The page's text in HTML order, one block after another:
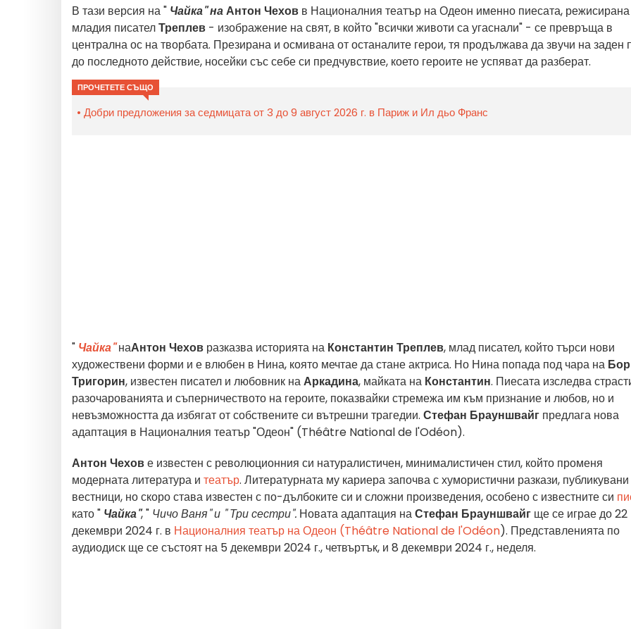
В тази версия на " Чайка" наАнтон Чехов в Националния театър на Одеон именно пиесата, режисирана
младия писателТреплев - изображение на свят, в който "всички животи са угаснали" - се превръща в
централна ос на творбата. Презирана и осмивана от останалите герои, тя продължава да звучи на заден
до последното действие, носейки със себе си предчувствие, което героите не успяват да разберат.
ПРОЧЕТЕТЕ СЪЩО
Добри предложения за седмицата от 3 до 9 август 2026 г. в Париж и Ил дьо Франс
" Чайка"наАнтон Чехов разказва историята на Константин Треплев, млад писател, който търси нови
художествени форми и е влюбен в Нина, която мечтае да стане актриса. Но Нина попада под чара на
Тригорин, известен писател и любовник наАркадина, майката на Константин. Пиесата изследва
разочарованията и съперничеството на героите, показвайки стремежа им към признание и любов, но и
невъзможността да избягат от собствените си вътрешни трагедии. Стефан Брауншвайг предлага нова
адаптация в Националния театър "Одеон" (Théâtre National de l'Odéon).
Антон Чехове известен с революционния си натуралистичен, минималистичен стил, който променя
модерната литература и театър. Литературната му кариера започва с хумористични разкази,
вестници, но скоро става известен с по-дълбоките си и сложни произведения, особено с известните си
като " Чайка", " Чичо Ваня" и "Три сестри". Новата адаптация наСтефан Брауншвайг ще се играе до 22
декември 2024 г. в Националния театър на Одеон (Théâtre National de l'Odéon). Представленията по
аудиодиск ще се състоят на 5 декември 2024 г., четвъртък, и 8 декември 2024 г., неделя.